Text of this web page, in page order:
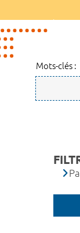
Mots-clés :